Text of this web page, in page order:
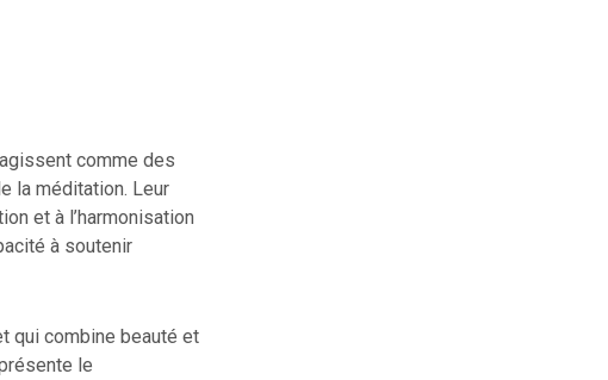
comme des
la méditation. Leur
et à l’harmonisation
à soutenir
qui combine beauté et
le